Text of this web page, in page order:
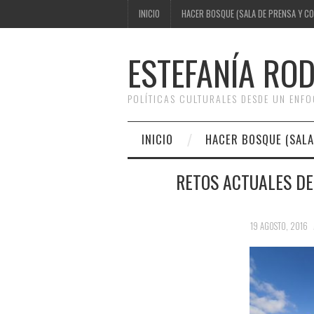
INICIO HACER BOSQUE (SALA DE PRENSA Y
ESTEFANÍA
POLÍTICAS CULTURALES DESDE UN
INICIO HACER BOSQUE
RETOS ACTUALES
19 AGOSTO, 2016